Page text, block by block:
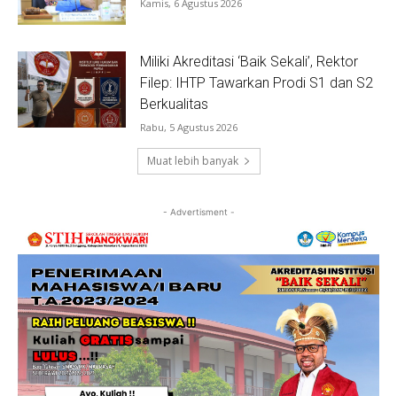
Kamis, 6 Agustus 2026
Miliki Akreditasi ‘Baik Sekali’, Rektor
Filep: IHTP Tawarkan Prodi S1 dan S2
Berkualitas
Rabu, 5 Agustus 2026
Muat lebih banyak
- Advertisment -